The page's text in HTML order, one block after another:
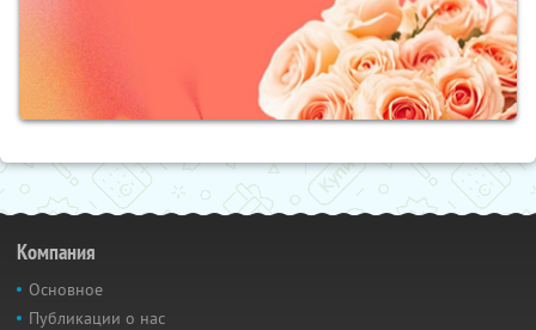
Компания
Основное
Публикации о нас